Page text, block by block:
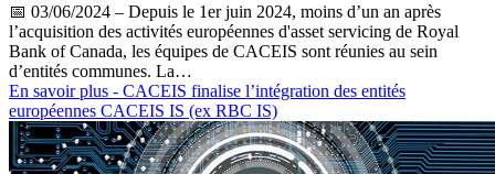
📅 03/06/2024 – Depuis le 1er juin 2024, moins d’un an après
l’acquisition des activités européennes d'asset servicing de Royal
Bank of Canada, les équipes de CACEIS sont réunies au sein
d’entités communes. La…
En savoir plus - CACEIS finalise l’intégration des entités
européennes CACEIS IS (ex RBC IS)